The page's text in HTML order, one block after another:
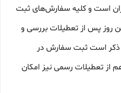
است و کلیه سفارش‏‌های ثبت
روز پس از تعطیلات بررسی و
ذکر است ثبت سفارش در
از تعطیلات رسمی نیز امکان